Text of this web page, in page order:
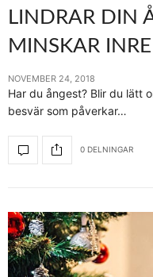
LINDRAR DIN
MINSKAR INRE
NOVEMBER 24, 2018
Har du ångest? Blir du lätt
besvär som påverkar…
0 DELNINGAR